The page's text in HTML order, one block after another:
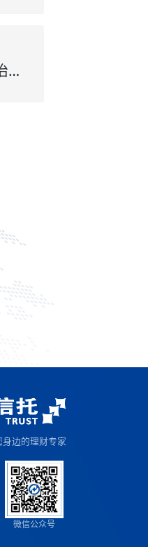
梁言顺在桐城市调研时强调 加强党建引领基层治理 着力构建城乡融合发展新格局
身边的理财专家
微信公众号